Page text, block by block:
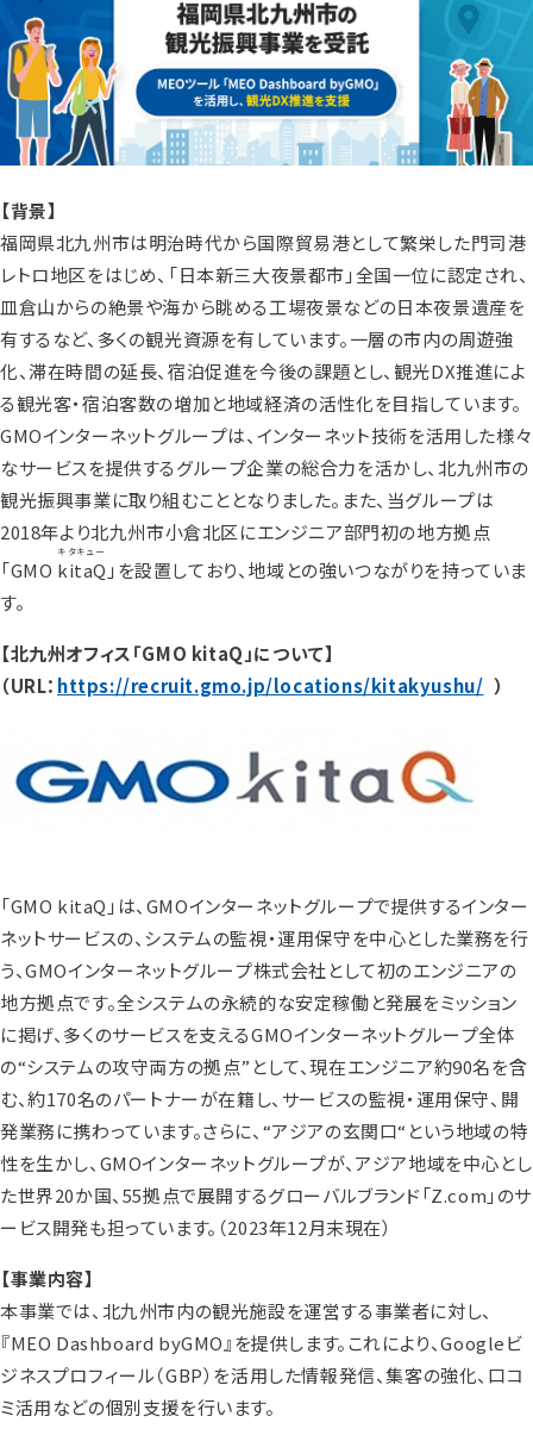
【背景】
福岡県北九州市は明治時代から国際貿易港として繁栄した門司港
レトロ地区をはじめ、「日本新三大夜景都市」全国一位に認定され、
皿倉山からの絶景や海から眺める工場夜景などの日本夜景遺産を
有するなど、多くの観光資源を有しています。一層の市内の周遊強
化、滞在時間の延長、宿泊促進を今後の課題とし、観光DX推進によ
る観光客・宿泊客数の増加と地域経済の活性化を目指しています。
GMOインターネットグループは、インターネット技術を活用した様々
なサービスを提供するグループ企業の総合力を活かし、北九州市の
観光振興事業に取り組むこととなりました。また、当グループは
2018年より北九州市小倉北区にエンジニア部門初の地方拠点
「GMO kitaQ
キタキュー
」を設置しており、地域との強いつながりを持っていま
す。
【北九州オフィス「GMO kitaQ」について】
（URL： https://recruit.gmo.jp/locations/kitakyushu/ ）
「GMO kitaQ」は、GMOインターネットグループで提供するインター
ネットサービスの、システムの監視・運用保守を中心とした業務を行
う、GMOインターネットグループ株式会社として初のエンジニアの
地方拠点です。全システムの永続的な安定稼働と発展をミッション
に掲げ、多くのサービスを支えるGMOインターネットグループ全体
の“システムの攻守両方の拠点”として、現在エンジニア約90名を含
む、約170名のパートナーが在籍し、サービスの監視・運用保守、開
発業務に携わっています。さらに、“アジアの玄関口“という地域の特
性を生かし、GMOインターネットグループが、アジア地域を中心とし
た世界20か国、55拠点で展開するグローバルブランド「Z.com」のサ
ービス開発も担っています。（2023年12月末現在）
【事業内容】
本事業では、北九州市内の観光施設を運営する事業者に対し、
『MEO Dashboard byGMO』を提供します。これにより、Googleビ
ジネスプロフィール（GBP）を活用した情報発信、集客の強化、口コ
ミ活用などの個別支援を行います。